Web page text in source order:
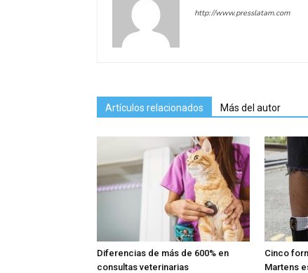
http://www.presslatam.com
Artículos relacionados Más del autor
Diferencias de más de 600% en
consultas veterinarias
Cinco
Martens